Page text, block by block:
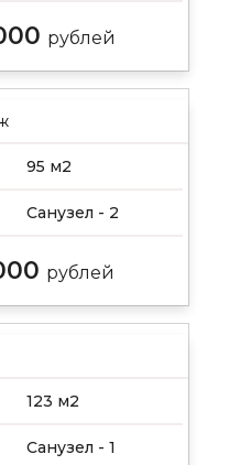
рублей
95 м2
Санузел - 2
рублей
123 м2
Санузел - 1